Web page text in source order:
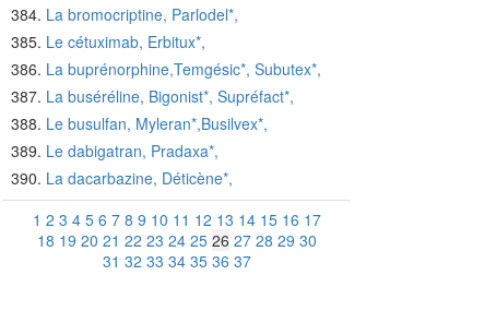
La bromocriptine, Parlodel*,
Le cétuximab, Erbitux*,
La buprénorphine,Temgésic*, Subutex*,
La buséréline, Bigonist*, Supréfact*,
Le busulfan, Myleran*,Busilvex*,
Le dabigatran, Pradaxa*,
La dacarbazine, Déticène*,
1 2 3 4 5 6 7 8 9 10 11 12 13 14 15 16 17
18 19 20 21 22 23 24 25 26 27 28 29 30
31 32 33 34 35 36 37